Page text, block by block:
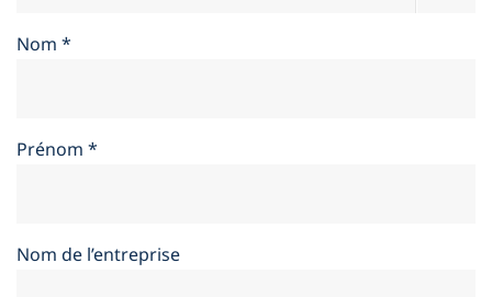
Nom *
Prénom *
Nom de l’entreprise